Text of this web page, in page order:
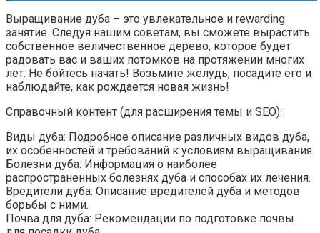
Выращивание дуба – это увлекательное и rewarding
занятие. Следуя нашим советам, вы сможете вырастить
собственное величественное дерево, которое будет
радовать вас и ваших потомков на протяжении многих
лет. Не бойтесь начать! Возьмите желудь, посадите его и
наблюдайте, как рождается новая жизнь!
Справочный контент (для расширения темы и SEO):
Виды дуба: Подробное описание различных видов дуба,
их особенностей и требований к условиям выращивания.
Болезни дуба: Информация о наиболее
распространенных болезнях дуба и способах их лечения.
Вредители дуба: Описание вредителей дуба и методов
борьбы с ними.
Почва для дуба: Рекомендации по подготовке почвы